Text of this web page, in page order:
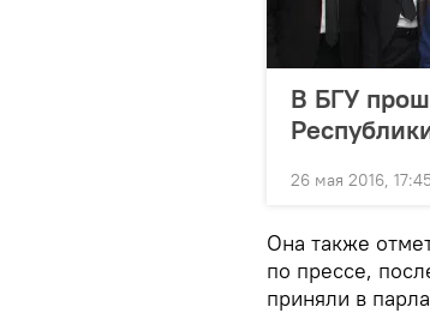
В БГУ
26 мая 2016, 17:45
Она также
по прессе,
приняли в